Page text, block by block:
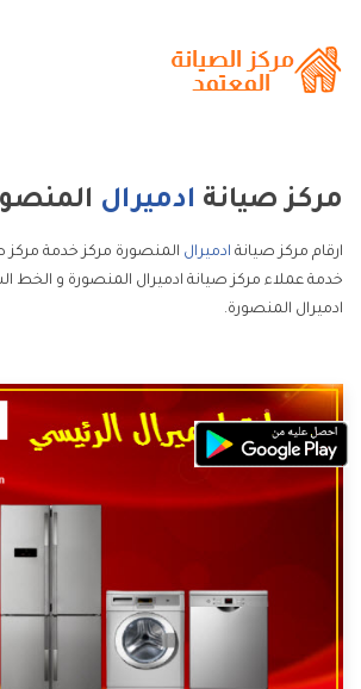
مركز صيانة ادميرال
ارقام مركز صيانة ادميرال المنصورة مركز خدمة مركز
خدمة عملاء مركز صيانة ادميرال المنصورة و الخط
ادميرال المنصورة.